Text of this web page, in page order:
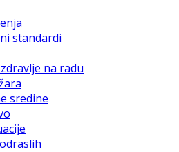
standardi
na radu
sredine